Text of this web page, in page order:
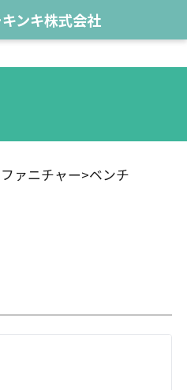
ンキ株式会社
ァニチャー ベンチ